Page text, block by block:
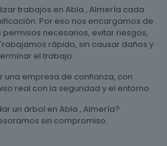
trabajos en Abla , Almería cada
Por eso nos encargamos de
necesarios, evitar riesgos,
rápido, sin causar daños y
el trabajo.
una empresa de confianza, con
real con la seguridad y el entorno.
un árbol en Abla , Almería?
sin compromiso.